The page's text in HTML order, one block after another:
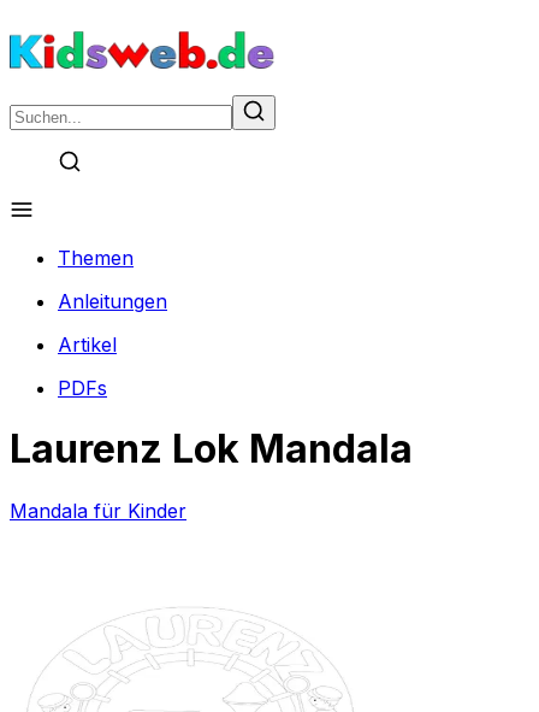
Themen
Anleitungen
Artikel
PDFs
Laurenz Lok Mandala
Mandala für Kinder